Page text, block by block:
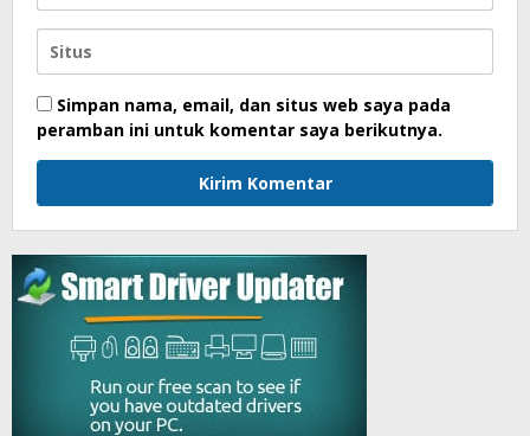
Simpan nama, email, dan situs web saya pada
peramban ini untuk komentar saya berikutnya.